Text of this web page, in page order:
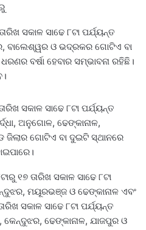
ସକାଳ ସାଢେ ୮ଟା ପର୍ଯ୍ୟନ୍ତ
ବାଲେଶ୍ୱର ଓ ଭଦ୍ରକର ଗୋଟିଏ ବା
ବର୍ଷା ହେବାର ସମ୍ଭାବନା ରହିଛି।
ସକାଳ ସାଢେ ୮ଟା ପର୍ଯ୍ୟନ୍ତ
ଅନୁଗୋଳ, ଢେଙ୍କାନାଳ,
ଗୋଟିଏ ବା ଦୁଇଟି ସ୍ଥାନରେ
୧୭ ତାରିଖ ସକାଳ ସାଢେ ୮ଟା
ମୟୂରଭଞ୍ଜ ଓ ଢେଙ୍କାନାଳ ଏବଂ
ସକାଳ ସାଢେ ୮ଟା ପର୍ଯ୍ୟନ୍ତ
ଢେଙ୍କାନାଳ, ଯାଜପୁର ଓ